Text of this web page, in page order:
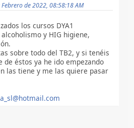
Febrero de 2022, 08:58:18 AM
los cursos DYA1
y HIG higiene,
sobre todo del TB2, y si tenéis
de éstos ya he ido empezando
las tiene y me las quiere pasar